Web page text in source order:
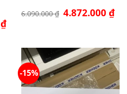
₫Giá
hiện
6.800.000 ₫.
6.090.000₫ Giá
gốc
4.872.000₫Giá
-15%